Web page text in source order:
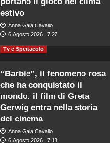
estivo
Anna Gaia Cavallo
6 Agosto 2026 : 7:27
Tv e Spettacolo
“Barbie”, il fenomeno rosa
che ha conquistato il
mondo: il film di Greta
Gerwig entra nella storia
del cinema
Anna Gaia Cavallo
6 Agosto 2026 : 7:13